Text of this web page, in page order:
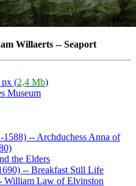
Willaerts -- Seaport
px (2,4 Mb)
Museum